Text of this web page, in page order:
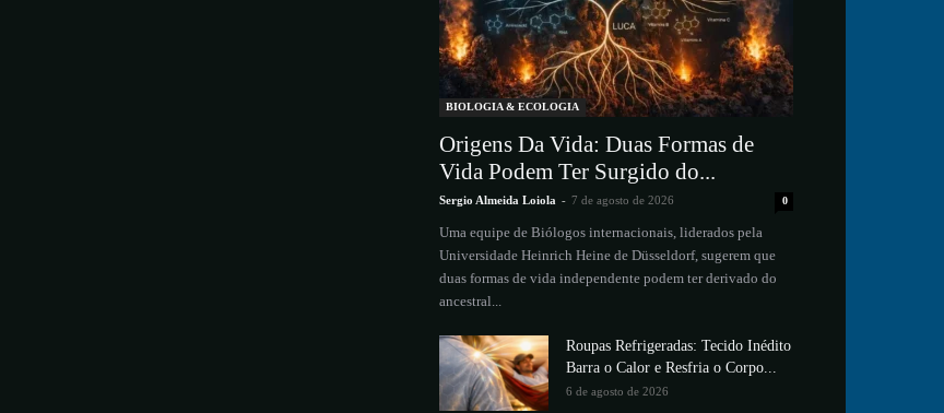
BIOLOGIA & ECOLOGIA
Origens Da Vida: Duas Formas de
Vida Podem Ter Surgido do...
Sergio Almeida Loiola - 7 de agosto de 2026 0
Uma equipe de Biólogos internacionais, liderados pela
Universidade Heinrich Heine de Düsseldorf, sugerem que
duas formas de vida independente podem ter derivado do
ancestral...
Roupas Refrigeradas: Tecido Inédito
Barra o Calor e Resfria o Corpo...
6 de agosto de 2026